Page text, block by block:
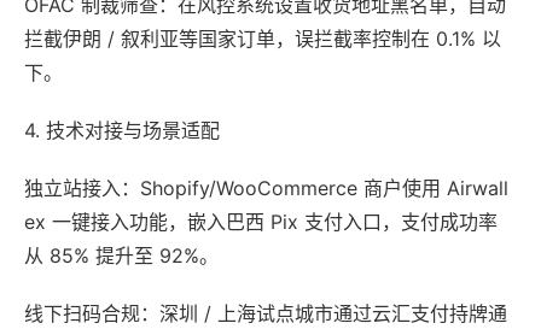
拦截伊朗 / 叙利亚等国家订单，误拦截率控制在 0.1% 以
下。
4. 技术对接与场景适配
独立站接入：Shopify/WooCommerce 商户使用 Airwall
ex 一键接入功能，嵌入巴西 Pix 支付入口，支付成功率
从 85% 提升至 92%。
线下扫码合规：深圳 / 上海试点城市通过云汇支付持牌通